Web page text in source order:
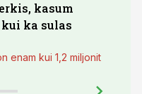
kasum
ka sulas
enam kui 1,2 miljonit